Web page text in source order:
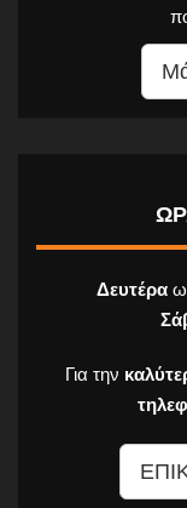
Δευτέρα
Για την